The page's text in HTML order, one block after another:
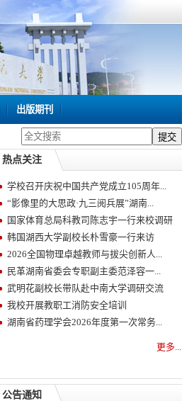
出版期刊
热点关注
学校召开庆祝中国共产党成立105周年...
“影像里的大思政·九三阅兵展”湖南...
国家体育总局科教司陈志宇一行来校调研
韩国湖西大学副校长朴雪豪一行来访
2026全国物理卓越教师与拔尖创新人...
民革湖南省委会专职副主委范泽容一...
武明花副校长带队赴中南大学调研交流
我校开展教职工消防安全培训
湖南省药理学会2026年度第一次常务...
更多...
公告通知